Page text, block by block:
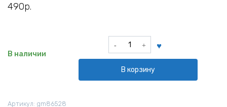
490р.
В наличии
Количество
товара
термоаппликация
из
В корзину
Артикул: gm86528